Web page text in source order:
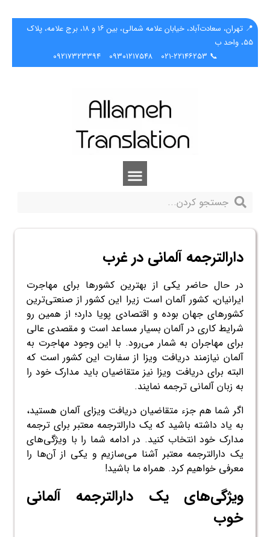
📍 تهران، سعادت‌آباد، خیابان علامه شمالی، بین ۱۶ و ۱۸، برج علامه، پلاک
۵۵، واحد ب
📞 ۰۲۱-۲۲۱۴۶۲۵۳
۰۹۳۰۱۲۱۷۵۴۸ ۰۹۲۱۷۳۲۳۳۹۴
دارالترجمه آلمانی در غرب
در حال حاضر یکی از بهترین کشور‌ها برای مهاجرت
ایرانیان، کشور آلمان است زیرا این کشور از صنعتی‌ترین
کشور‌های جهان بوده و اقتصادی پویا دارد؛ از همین رو
شرایط کاری در آلمان بسیار مساعد است و مقصدی عالی
برای مهاجران به شمار می‌رود. با این وجود مهاجرت به
آلمان نیازمند دریافت ویزا از سفارت این کشور است که
البته برای دریافت ویزا نیز متقاضیان باید مدارک خود را
به زبان آلمانی ترجمه نمایند.
اگر شما هم جزء متقاضیان دریافت ویزای آلمان هستید،
به یاد داشته باشید که یک دارالترجمه معتبر برای ترجمه
مدارک خود انتخاب کنید. در ادامه شما را با ویژگی‌های
یک دارالترجمه معتبر آشنا می‌سازیم و یکی از آن‌ها را
معرفی خواهیم کرد. همراه ما باشید!
ویژگی‌های یک دارالترجمه آلمانی
خوب